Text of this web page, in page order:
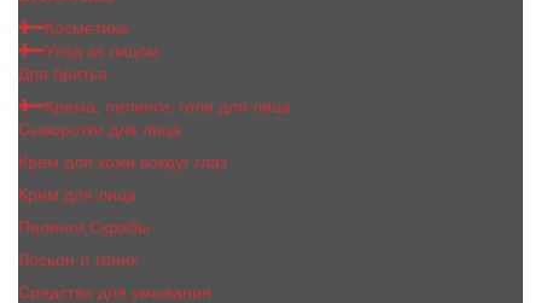
Косметика
Уход за лицом
Для бритья
Крема, пилинги, гели для лица
Сыворотки для лица
Крем для кожи вокруг глаз
Крем для лица
Пилинги,Скрабы
Лосьон и тоник
Средства для умывания